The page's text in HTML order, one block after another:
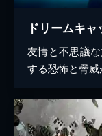
ドリームキ
友情と不思議
する恐怖と脅